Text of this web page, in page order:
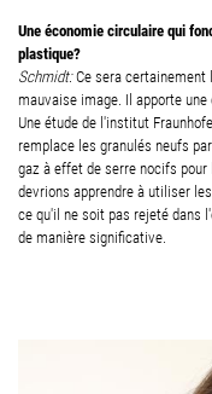
Une économie circulaire qui
plastique?
Schmidt:Ce sera certainement
mauvaise image. Il apporte
Une étude de l'institut
remplace les granulés neufs
gaz à effet de serre nocifs
devrions apprendre à utiliser
ce qu'il ne soit pas rejeté dans
de manière significative.